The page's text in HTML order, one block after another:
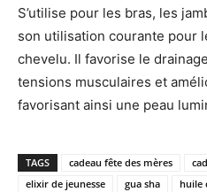
S’utilise pour les bras, les
son utilisation courante pour
chevelu. Il favorise le
tensions musculaires et
favorisant ainsi une peau
TAGS cadeau fête des mères
elixir de jeunesse
gua sha huile